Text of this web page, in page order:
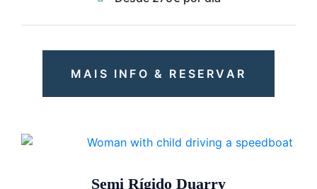
MAIS INFO & RESERVAR
Semi Rígido Duarry